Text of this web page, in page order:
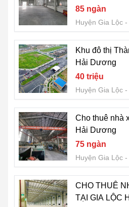
85 ngàn
Huyện Gia Lộc
Khu đô thị
Hải Dương
40 triệu
Huyện Gia Lộc
Cho thuê nhà
Hải Dương
75 ngàn
Huyện Gia Lộc
CHO THUÊ
TẠI GIA LỘC